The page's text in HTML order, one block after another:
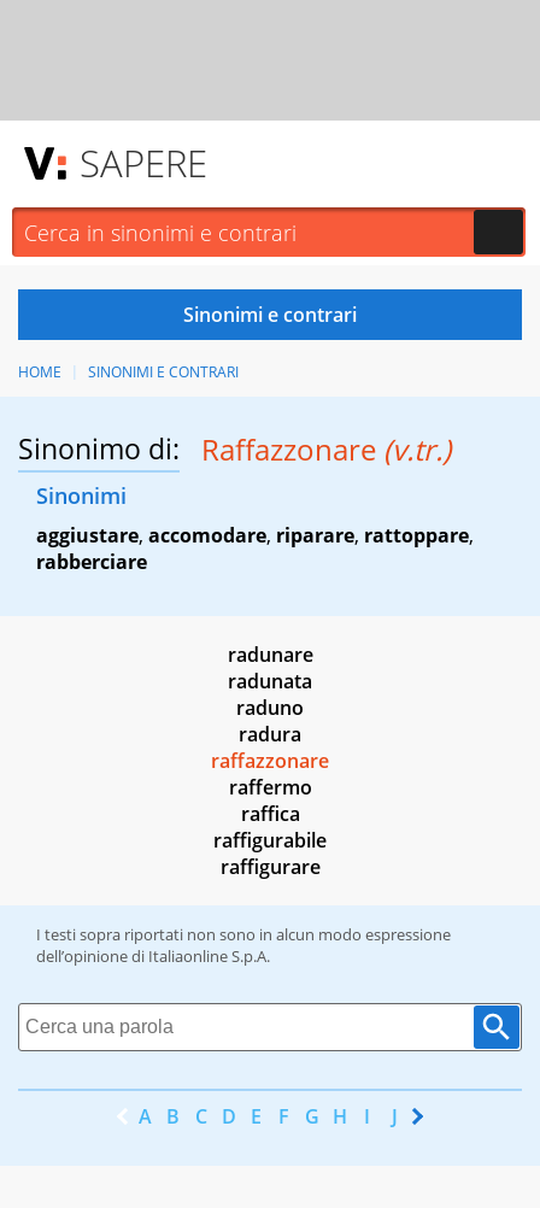
SAPERE
HOME SINONIMI E CONTRARI
Sinonimo di: Raffazzonare (v.tr.)
Sinonimi
aggiustare, accomodare, riparare, rattoppare,
rabberciare
radunare
radunata
raduno
radura
raffazzonare
raffermo
raffica
raffigurabile
raffigurare
I testi sopra riportati non sono in alcun modo espressione
dell’opinione di Italiaonline S.p.A.
A B C D E F G H I J K